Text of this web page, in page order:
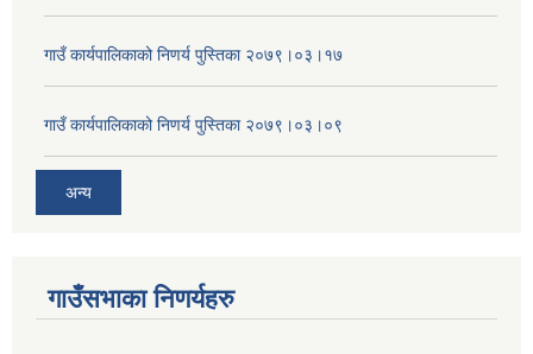
गाउँ कार्यपालिकाको निणर्य पुस्तिका २०७९।०३।१७
गाउँ कार्यपालिकाको निणर्य पुस्तिका २०७९।०३।०९
अन्य
गाउँसभाका निणर्यहरु